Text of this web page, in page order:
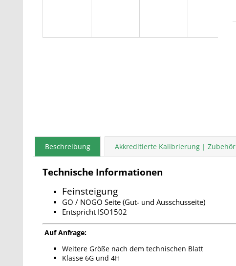
Beschreibung Akkreditierte Kalibrierung | Zubehör
Technische Informationen
Feinsteigung
GO / NOGO Seite (Gut- und Ausschusseite)
Entspricht ISO1502
Auf Anfrage:
Weitere Größe nach dem technischen Blatt
Klasse 6G und 4H